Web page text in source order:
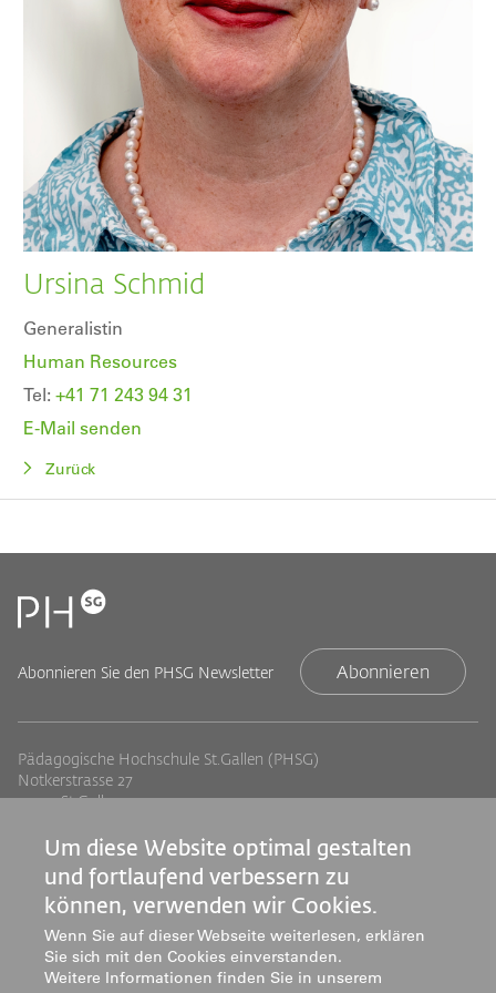
Ursina Schmid
Generalistin
Human Resources
Tel: +41 71 243 94 31
E-Mail senden
Zurück
Abonnieren Sie den PHSG Newsletter Abonnieren
Pädagogische Hochschule St.Gallen (PHSG)
Notkerstrasse 27
9000 St.Gallen
info@phsg.ch
Footer
Links
Standorte
Jobs
Medien
Mediatheken
Footer
rechts
Studium
Weiterbildung
Forschung & Entwicklung
Dienstleistung
Um diese Website optimal gestalten
und fortlaufend verbessern zu
können, verwenden wir Cookies.
Wenn Sie auf dieser Webseite weiterlesen, erklären
Sie sich mit den Cookies einverstanden.
Weitere Informationen finden Sie in unserem